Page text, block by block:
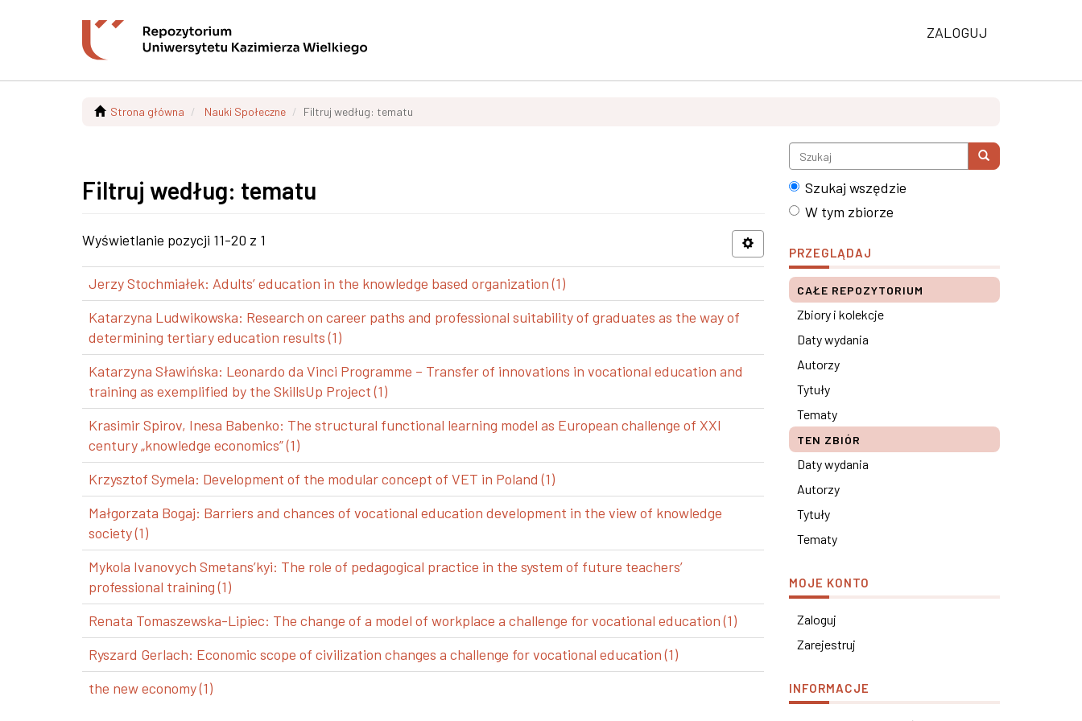
ZALOGUJ
Strona główna Nauki Społeczne Filtruj według: tematu
Filtruj według: tematu
Wyświetlanie pozycji 11-20 z 1
Jerzy Stochmiałek: Adults’ education in the knowledge based organization (1)
Katarzyna Ludwikowska: Research on career paths and professional suitability of graduates as the way of
determining tertiary education results (1)
Katarzyna Sławińska: Leonardo da Vinci Programme – Transfer of innovations in vocational education and
training as exemplified by the SkillsUp Project (1)
Krasimir Spirov, Inesa Babenko: The structural functional learning model as European challenge of XXI
century „knowledge economics” (1)
Krzysztof Symela: Development of the modular concept of VET in Poland (1)
Małgorzata Bogaj: Barriers and chances of vocational education development in the view of knowledge
society (1)
Mykola Ivanovych Smetans’kyi: The role of pedagogical practice in the system of future teachers’
professional training (1)
Renata Tomaszewska-Lipiec: The change of a model of workplace a challenge for vocational education (1)
Ryszard Gerlach: Economic scope of civilization changes a challenge for vocational education (1)
the new economy (1)
Szukaj wszędzie
W tym zbiorze
PRZEGLĄDAJ
CAŁE REPOZYTORIUM
Zbiory i kolekcje
Daty wydania
Autorzy
Tytuły
Tematy
TEN ZBIÓR
Daty wydania
Autorzy
Tytuły
Tematy
MOJE KONTO
Zaloguj
Zarejestruj
INFORMACJE